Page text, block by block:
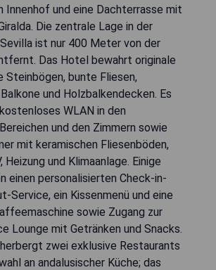
Innenhof und eine Dachterrasse mit
Die zentrale Lage in der
ist nur 400 Meter von der
Das Hotel bewahrt originale
Steinbögen, bunte Fliesen,
und Holzbalkendecken. Es
WLAN in den
und den Zimmern sowie
mit keramischen Fliesenböden,
und Klimaanlage. Einige
einen personalisierten Check-in-
Service, ein Kissenmenü und eine
sowie Zugang zur
Lounge mit Getränken und Snacks.
zwei exklusive Restaurants
an andalusischer Küche; das